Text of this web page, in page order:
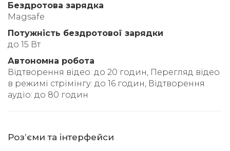
Бездротова зарядка
Magsafe
Потужність бездротової зарядки
до 15 Вт
Автономна робота
Відтворення відео: до 20 годин, Перегляд відео
в режимі стрімінгу: до 16 годин, Відтворення
аудіо: до 80 годин
Розʼєми та інтерфейси